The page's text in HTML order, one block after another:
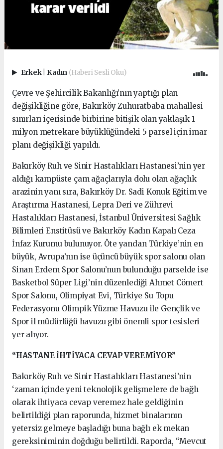
Erkek Kadın (Haberi Sesli Oku)
Çevre ve Şehircilik Bakanlığı’nın yaptığı plan
değişikliğine göre, Bakırköy Zuhuratbaba mahallesi
sınırları içerisinde birbirine bitişik olan yaklaşık 1
milyon metrekare büyüklüğündeki 5 parsel için imar
planı değişikliği yapıldı.
Bakırköy Ruh ve Sinir Hastalıkları Hastanesi’nin yer
aldığı kampüste çam ağaçlarıyla dolu olan ağaçlık
arazinin yanı sıra, Bakırköy Dr. Sadi Konuk Eğitim ve
Araştırma Hastanesi, Lepra Deri ve Zührevi
Hastalıkları Hastanesi, İstanbul Üniversitesi Sağlık
Bilimleri Enstitüsü ve Bakırköy Kadın Kapalı Ceza
İnfaz Kurumu bulunuyor. Öte yandan Türkiye’nin en
büyük, Avrupa’nın ise üçüncü büyük spor salonu olan
Sinan Erdem Spor Salonu’nun bulunduğu parselde ise
Basketbol Süper Ligi’nin düzenlediği Ahmet Cömert
Spor Salonu, Olimpiyat Evi, Türkiye Su Topu
Federasyonu Olimpik Yüzme Havuzu ile Gençlik ve
Spor il müdürlüğü havuzu gibi önemli spor tesisleri
yer alıyor.
“HASTANE İHTİYACA CEVAP VEREMİYOR”
Bakırköy Ruh ve Sinir Hastalıkları Hastanesi’nin
‘zaman içinde yeni teknolojik gelişmelere de bağlı
olarak ihtiyaca cevap veremez hale geldiğinin
belirtildiği plan raporunda, hizmet binalarının
yetersiz gelmeye başladığı buna bağlı ek mekan
gereksiniminin doğduğu belirtildi. Raporda, “Mevcut